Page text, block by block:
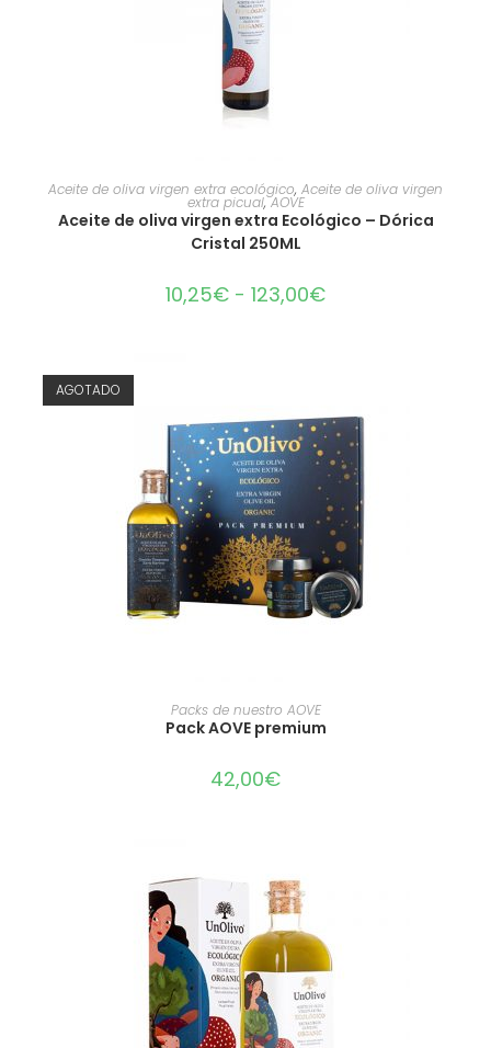
SELECCIONAR OPCIONES
Aceite de oliva virgen extra ecológico, Aceite de oliva virgen
extra picual,AOVE
Aceite de oliva virgen extra Ecológico – Dórica
Cristal 250ML
10,25€ - 123,00€
AGOTADO
LEER MÁS
Packs de nuestro AOVE
Pack AOVE premium
42,00€